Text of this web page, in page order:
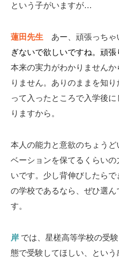
という子がいますが…
蓮田先生 あー、頑張っち
ぎないで欲しいですね。頑張
本来の実力がわかりません
りません。ありのままを知
って入ったところで入学後
りますから。
本人の能力と意欲のちょう
ベーションを保てるくらい
いです。少し背伸びしたら
の学校であるなら、ぜひ選ん
す。
岸 では、星槎高等学校の受
態で受験してほしい、という